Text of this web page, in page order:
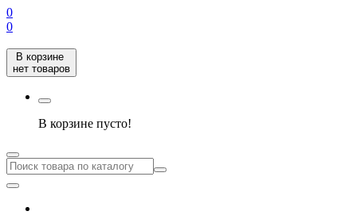
0
0
В корзине
нет товаров
В корзине пусто!